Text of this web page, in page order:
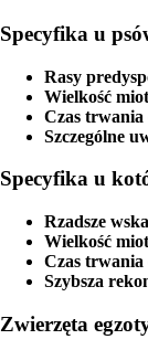
Specyfika u
Rasy
Wielkość
Czas trwania
Szczególne
Specyfika u
Rzadsze
Wielkość
Czas trwania
Szybsza
Zwierzęta